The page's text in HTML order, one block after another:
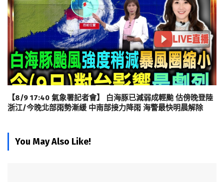
【8/9 17:40 氣象署記者會】 白海豚已減弱成輕颱 估傍晚登陸
浙江/今晚北部雨勢漸緩 中南部接力降雨 海警最快明晨解除
You May Also Like!